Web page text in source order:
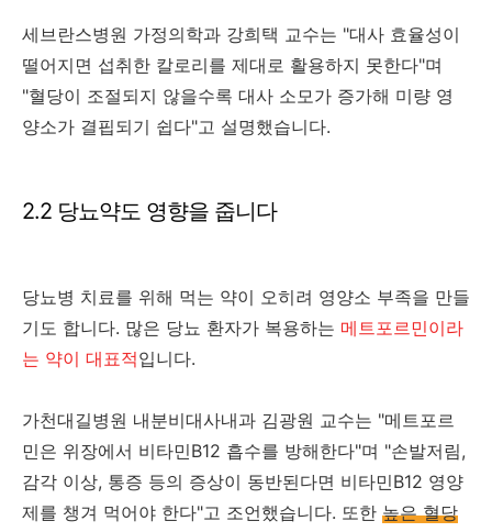
세브란스병원 가정의학과 강희택 교수는 "대사 효율성이
떨어지면 섭취한 칼로리를 제대로 활용하지 못한다"며
"혈당이 조절되지 않을수록 대사 소모가 증가해 미량 영
양소가 결핍되기 쉽다"고 설명했습니다.
2.2 당뇨약도 영향을 줍니다
당뇨병 치료를 위해 먹는 약이 오히려 영양소 부족을 만들
기도 합니다. 많은 당뇨 환자가 복용하는 메트포르민이라
는 약이 대표적입니다.
가천대길병원 내분비대사내과 김광원 교수는 "메트포르
민은 위장에서 비타민B12 흡수를 방해한다"며 "손발저림,
감각 이상, 통증 등의 증상이 동반된다면 비타민B12 영양
제를 챙겨 먹어야 한다"고 조언했습니다. 또한 높은 혈당